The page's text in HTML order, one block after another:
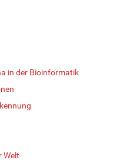
in der Bioinformatik
Welt